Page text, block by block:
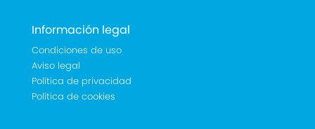
Información legal
Condiciones de uso
Aviso legal
Política de privacidad
Política de cookies